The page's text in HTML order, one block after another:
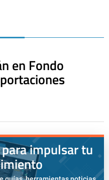
en Fondo
impulsar tu